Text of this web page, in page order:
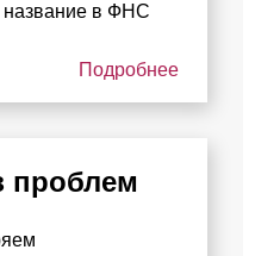
в ФНС
Подробнее
проблем